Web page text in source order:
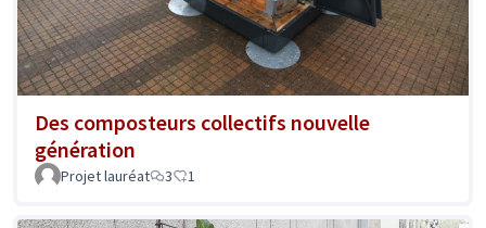
Des composteurs collectifs nouvelle
génération
Projet lauréat 3 1